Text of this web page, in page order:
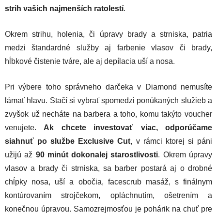
strih vašich najmenších ratolestí.
Okrem strihu, holenia, či úpravy brady a strniska, patria
medzi štandardné služby aj farbenie vlasov či brady,
hĺbkové čistenie tváre, ale aj depílacia uší a nosa.
Pri výbere toho správneho darčeka v Diamond nemusíte
lámať hlavu. Stačí si vybrať spomedzi ponúkaných služieb a
zvyšok už necháte na barbera a toho, komu takýto voucher
venujete. Ak chcete investovať viac, odporúčame
siahnuť po službe Exclusive Cut, v rámci ktorej si páni
užijú až 90 minút dokonalej starostlivosti. Okrem úpravy
vlasov a brady či strniska, sa barber postará aj o drobné
chĺpky nosa, uší a obočia, facescrub masáž, s finálnym
kontúrovaním strojčekom, opláchnutím, ošetrením a
konečnou úpravou. Samozrejmosťou je pohárik na chuť pre